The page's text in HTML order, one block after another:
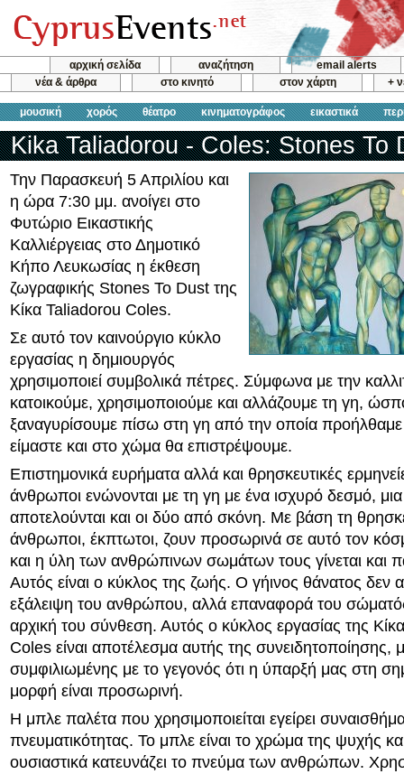
αρχική σελίδα αναζήτηση
email alerts
νέα & άρθρα
στο κινητό στον χάρτη +
μουσική χορός θέατρο κινηματογράφος εικαστικά
Kika Taliadorou - Coles: Stones To
Την Παρασκευή 5 Απριλίου και
η ώρα 7:30 μμ. ανοίγει στο
Φυτώριο Εικαστικής
Καλλιέργειας στο Δημοτικό
Κήπο Λευκωσίας η έκθεση
ζωγραφικής Stones To Dust της
Κίκα Taliadorou Coles.
Σε αυτό τον καινούργιο κύκλο
εργασίας η δημιουργός
χρησιμοποιεί συμβολικά πέτρες. Σύμφωνα με την
κατοικούμε, χρησιμοποιούμε και αλλάζουμε τη γη,
ξαναγυρίσουμε πίσω στη γη από την οποία προήλθαμε
είμαστε και στο χώμα θα επιστρέψουμε.
Επιστημονικά ευρήματα αλλά και θρησκευτικές
άνθρωποι ενώνονται με τη γη με ένα ισχυρό δεσμό, μια
αποτελούνται και οι δύο από σκόνη. Με βάση τη
άνθρωποι, έκπτωτοι, ζουν προσωρινά σε αυτό τον
και η ύλη των ανθρώπινων σωμάτων τους γίνεται και
Αυτός είναι ο κύκλος της ζωής. Ο γήινος θάνατος δεν
εξάλειψη του ανθρώπου, αλλά επαναφορά του
αρχική του σύνθεση. Αυτός ο κύκλος εργασίας της
Coles είναι αποτέλεσμα αυτής της συνειδητοποίησης,
συμφιλιωμένης με το γεγονός ότι η ύπαρξή μας στη
μορφή είναι προσωρινή.
Η μπλε παλέτα που χρησιμοποιείται εγείρει
πνευματικότητας. Το μπλε είναι το χρώμα της ψυχής
ουσιαστικά κατευνάζει το πνεύμα των ανθρώπων.